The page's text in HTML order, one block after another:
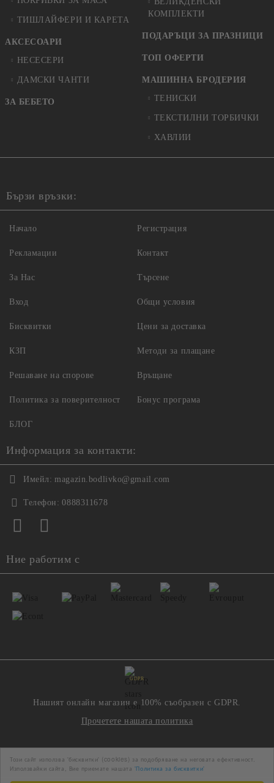
Този сайт използва 'бисквитки' (cookies) за подобряване на неговата ефективност.
Използвайки сайта, Вие приемате нашата 'Политика за бисквитки'
ТИШЛАЙФЕРИ И КАРЕТА
АКСЕСОАРИ
НЕСЕСЕРИ
ДАМСКИ ЧАНТИ
ЗА БЕБЕТО
КОМПЛЕКТИ
ПОДАРЪЦИ ЗА ПРАЗНИЦИ
ТОП ОФЕРТИ
МАШИННА БРОДЕРИЯ
ТЕНИСКИ
ТЕКСТИЛНИ ТОРБИЧКИ
ХАВЛИИ
Бързи връзки:
Начало
Рекламации
За Нас
Вход
Регистрация
Контакт
Търсене
Общи условия
Бисквитки
КЗП
Решаване на спорове
Политика за поверителност
Цени за доставка
Методи за плащане
Връщане
Бонус програма
БЛОГ
Информация за контакти:
Имейл: magazin.bodlivko@gmail.com
Телефон: 0888311678
Ние работим с
GDPR
Нашият онлайн магазин е 100% съобразен с GDPR.
Прочетете нашата политика